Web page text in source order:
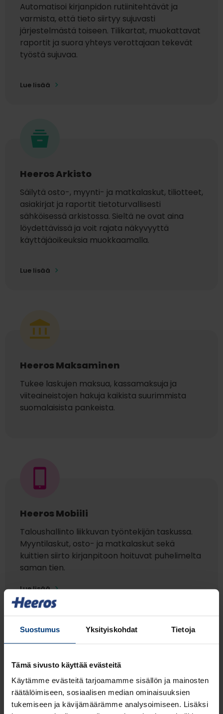
Suostumus Yksityiskohdat Tietoja
Tämä sivusto käyttää evästeitä
Käytämme evästeitä tarjoamamme sisällön ja mainosten
räätälöimiseen, sosiaalisen median ominaisuuksien
tukemiseen ja kävijämäärämme analysoimiseen. Lisäksi
Automatisoi kirjanpidon rutiinitehtävät ja
varmista, että tieto siirtyy sujuvasti
järjestelmästä toiseen. Tilikartat, muokattavat
raportit ja suora yhteys verottajaan tekevät
työstä sujuvaa.
Lue lisää
Heeros Arkisto
Säilytä osto-, myynti- ja matkalaskut, tiliotteet,
asiakirjat ja raportit tietoturvallisesti
sähköisessä arkistossa. Sieltä ne ovat aina
löydettävissä ja voit rajata näkyvyyttä
käyttäjäoikeuksia muokkaamalla.
Lue lisää
Heeros Maksaminen
Tukee laskujen maksua, kassamaksuja ja
viiteaineistojen hakuja kaikista suurimmista
suomalaisista pankeista.
Heeros Mobiili
Taloushallinto liikkuvan työntekijän taskussa.
Myyntilaskut, osto- ja matkalaskut sekä
kuittien siirto kirjanpitoon hoituvat puhelimelta
saman tien.
Lue lisää
Asiakkaidemme